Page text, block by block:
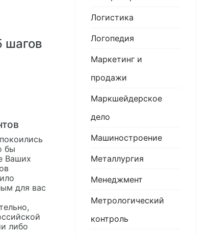
шагов
бы
Ваших
для вас
либо
Логистика
Логопедия
Маркетинг и
продажи
Маркшейдерское
дело
Машиностроение
Металлургия
Менеджмент
Метрологический
контроль